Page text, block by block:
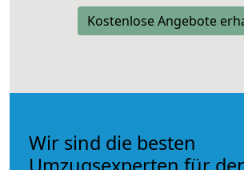
Kostenlose Angebote
Wir sind die besten